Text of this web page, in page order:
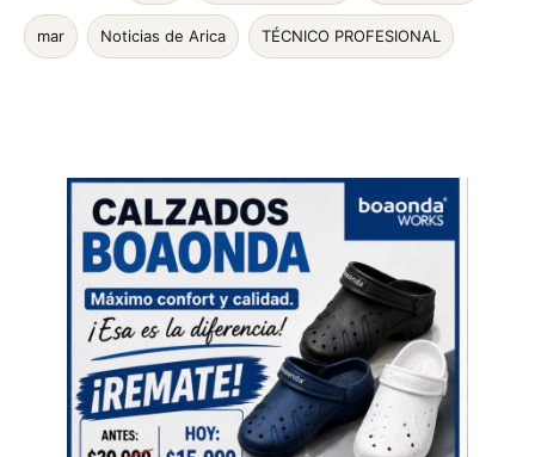
mar Noticias de Arica TÉCNICO PROFESIONAL